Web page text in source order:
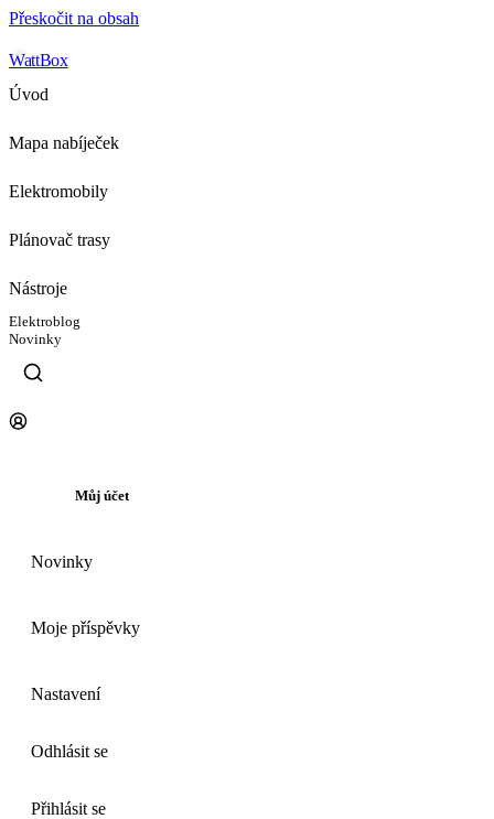
Přeskočit na obsah
WattBox
Úvod
Mapa nabíječek
Elektromobily
Plánovač trasy
Nástroje
Elektroblog
Novinky
Můj účet
Novinky
Moje příspěvky
Nastavení
Odhlásit se
Přihlásit se